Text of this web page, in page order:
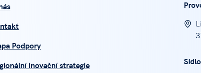
Podpory
inovační strategie
Sídlo